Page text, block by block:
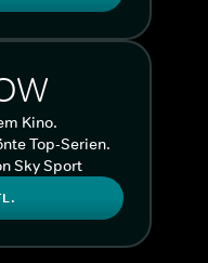
Kino.
Top-Serien.
Sky Sport